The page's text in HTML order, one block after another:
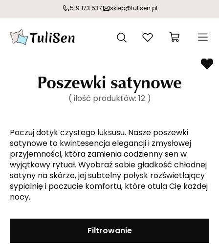
519 173 537 sklep@tulisen.pl
Poszewki satynowe
( ilość produktów: 12)
Poczuj dotyk czystego luksusu. Nasze poszewki
satynowe to kwintesencja elegancji i zmysłowej
przyjemności, która zamienia codzienny sen w
wyjątkowy rytuał. Wyobraź sobie gładkość chłodnej
satyny na skórze, jej subtelny połysk rozświetlający
sypialnię i poczucie komfortu, które otula Cię każdej
nocy.
Filtrowanie